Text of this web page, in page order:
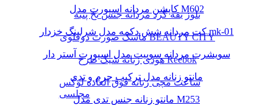
بلوز یقه گرد مردانه جنس نخ پنبه
ماسک صورت دوقلوی BEAUTY CITY
هودی زنانه شیک طرح Reebok
ساعت مچی زنانه فوق العاده لوکس
مجلسی
کاپشن مردانه اسپورت مدل M602
کت مردانه شش دکمه مدل شرلینگ خزدار mk-01
سویشرت مردانه سوییت مدل اسپورت آستر دار
مانتو زنانه مدل ترکیب چرم و تدی
مانتو زنانه جنس تدی مدل M253